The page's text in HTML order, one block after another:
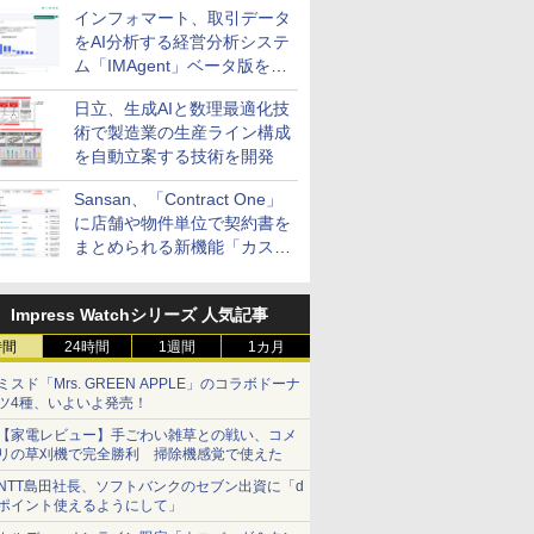
インフォマート、取引データ
をAI分析する経営分析システ
ム「IMAgent」ベータ版を提
供
日立、生成AIと数理最適化技
術で製造業の生産ライン構成
を自動立案する技術を開発
Sansan、「Contract One」
に店舗や物件単位で契約書を
まとめられる新機能「カスタ
Impress Watchシリーズ 人気記事
24時間 1週間 1カ月
スド「Mrs. GREEN APPLE」のコラボドーナ
4種、いよいよ発売！
家電レビュー】手ごわい雑草との戦い、コメ
の草刈機で完全勝利 掃除機感覚で使えた
島田社長、ソフトバンクのセブン出資に「d
イント使えるようにして」